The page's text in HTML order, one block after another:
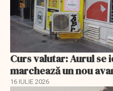
Curs valutar: Aurul se
marchează un nou
16 IULIE 2026